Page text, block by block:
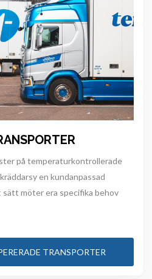
på temperaturkontrollerade
en kundanpassad
möter era specifika behov
TRANSPORTER